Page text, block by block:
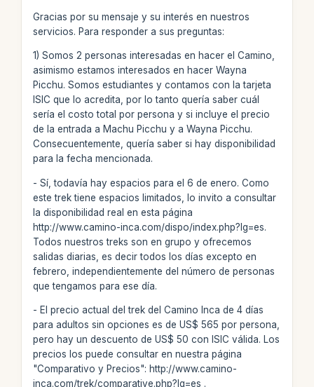
Gracias por su mensaje y su interés en nuestros
servicios. Para responder a sus preguntas:
1) Somos 2 personas interesadas en hacer el Camino,
asimismo estamos interesados en hacer Wayna
Picchu. Somos estudiantes y contamos con la tarjeta
ISIC que lo acredita, por lo tanto quería saber cuál
sería el costo total por persona y si incluye el precio
de la entrada a Machu Picchu y a Wayna Picchu.
Consecuentemente, quería saber si hay disponibilidad
para la fecha mencionada.
- Sí, todavía hay espacios para el 6 de enero. Como
este trek tiene espacios limitados, lo invito a consultar
la disponibilidad real en esta página
http://www.camino-inca.com/dispo/index.php?lg=es.
Todos nuestros treks son en grupo y ofrecemos
salidas diarias, es decir todos los días excepto en
febrero, independientemente del número de personas
que tengamos para ese día.
- El precio actual del trek del Camino Inca de 4 días
para adultos sin opciones es de US$ 565 por persona,
pero hay un descuento de US$ 50 con ISIC válida. Los
precios los puede consultar en nuestra página
"Comparativo y Precios": http://www.camino-
inca.com/trek/comparative.php?lg=es .